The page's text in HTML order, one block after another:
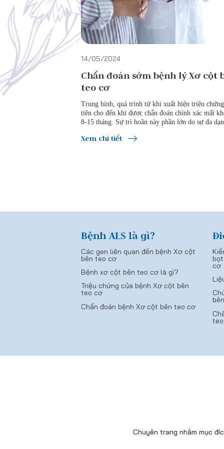
14/05/2024
Chẩn đoán sớm bệnh lý Xơ cột
teo cơ
Trung bình, quá trình từ khi xuất hiện triệu chứng
tiên cho đến khi được chẩn đoán chính xác mất
8-15 tháng. Sự trì hoãn này phần lớn do sự đa
khăn trong việc xác định nguyên nhân chính xác
Xem chi tiết
Bệnh ALS là gì?
Các gen liên quan đến bệnh Xơ cột
bên teo cơ
Bệnh xơ cột bên teo cơ là gì?
Triệu chứng của bệnh Xơ cột bên
teo cơ
Chẩn đoán bệnh Xơ cột bên teo cơ
cơ
Chuyên trang nhằm mục